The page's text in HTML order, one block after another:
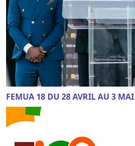
FEMUA 18 DU 28 AVRIL AU 3